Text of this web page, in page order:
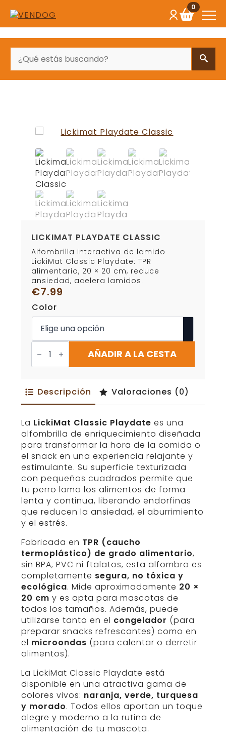
0
LICKIMAT PLAYDATE CLASSIC
Alfombrilla interactiva de lamido
LickiMat Classic Playdate: TPR
alimentario, 20 × 20 cm, reduce
ansiedad, acelera lamidos.
€7.99
Color
LickiMat
Playdate
Classic
cantidad
AÑADIR A LA CESTA
Descripción Valoraciones (0)
La LickiMat Classic Playdate es una
alfombrilla de enriquecimiento diseñada
para transformar la hora de la comida o
el snack en una experiencia relajante y
estimulante. Su superficie texturizada
con pequeños cuadrados permite que
tu perro lama los alimentos de forma
lenta y continua, liberando endorfinas
que reducen la ansiedad, el aburrimiento
y el estrés.
Fabricada en TPR (caucho
termoplástico) de grado alimentario,
sin BPA, PVC ni ftalatos, esta alfombra es
completamente segura, no tóxica y
ecológica. Mide aproximadamente 20 ×
20 cm y es apta para mascotas de
todos los tamaños. Además, puede
utilizarse tanto en el congelador (para
preparar snacks refrescantes) como en
el microondas (para calentar o derretir
alimentos).
La LickiMat Classic Playdate está
disponible en una atractiva gama de
colores vivos: naranja, verde, turquesa
y morado. Todos ellos aportan un toque
alegre y moderno a la rutina de
alimentación de tu mascota.